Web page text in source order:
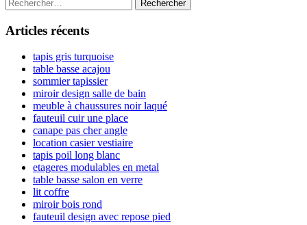
l’article
Colonne
latérale
principale
Articles récents
tapis gris turquoise
table basse acajou
sommier tapissier
miroir design salle de bain
meuble à chaussures noir laqué
fauteuil cuir une place
canape pas cher angle
location casier vestiaire
tapis poil long blanc
etageres modulables en metal
table basse salon en verre
lit coffre
miroir bois rond
fauteuil design avec repose pied